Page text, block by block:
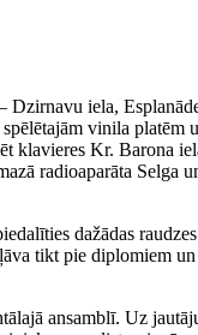
iela,
vinila
klavieres Kr. Barona
radioaparāta
dažādas
tikt pie diplomiem
ansamblī. Uz